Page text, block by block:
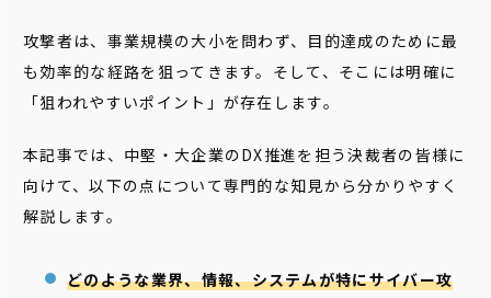
攻撃者は、事業規模の大小を問わず、目的達成のために最
も効率的な経路を狙ってきます。そして、そこには明確に
「狙われやすいポイント」が存在します。
本記事では、中堅・大企業のDX推進を担う決裁者の皆様に
向けて、以下の点について専門的な知見から分かりやすく
解説します。
どのような業界、情報、システムが特にサイバー攻